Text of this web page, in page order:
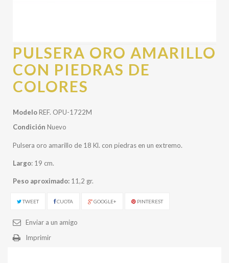
PULSERA ORO AMARILLO
CON PIEDRAS DE
COLORES
ModeloREF. OPU-1722M
Condición Nuevo
Pulsera oro amarillo de 18 Kl. con piedras en un extremo.
Largo: 19 cm.
Peso aproximado: 11,2 gr.
TWEET CUOTA GOOGLE+ PINTEREST
Enviar a un amigo
Imprimir